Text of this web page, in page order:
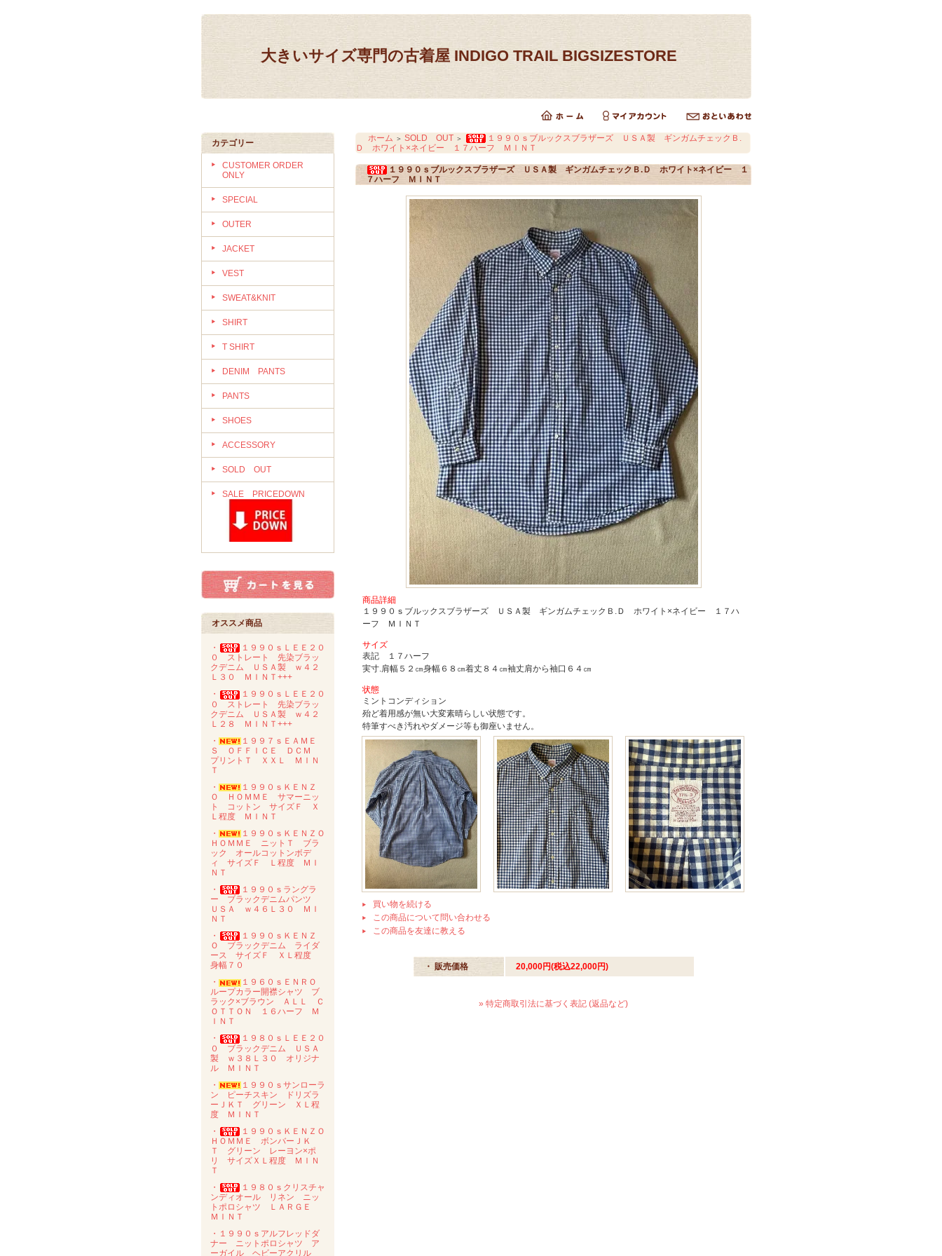
大きいサイズ専門の古着屋 INDIGO TRAIL BIGSIZESTORE
カテゴリー
CUSTOMER ORDER
ONLY
SPECIAL
OUTER
JACKET
VEST
SWEAT&KNIT
SHIRT
T SHIRT
DENIM PANTS
PANTS
SHOES
ACCESSORY
SOLD OUT
SALE PRICEDOWN
オススメ商品
・
１９９０ｓＬＥＥ２０
０ ストレート 先染ブラッ
クデニム ＵＳＡ製 ｗ４２
Ｌ３０ ＭＩＮＴ+++
・
１９９０ｓＬＥＥ２０
０ ストレート 先染ブラッ
クデニム ＵＳＡ製 ｗ４２
Ｌ２８ ＭＩＮＴ+++
・
１９９７ｓＥＡＭＥ
Ｓ ＯＦＦＩＣＥ ＤＣＭ
プリントＴ ＸＸＬ ＭＩＮ
Ｔ
・
１９９０ｓＫＥＮＺ
Ｏ ＨＯＭＭＥ サマーニッ
ト コットン サイズＦ Ｘ
Ｌ程度 ＭＩＮＴ
・
１９９０ｓＫＥＮＺＯ
ＨＯＭＭＥ ニットＴ ブラ
ック オールコットンボデ
ィ サイズＦ Ｌ程度 ＭＩ
ＮＴ
・
１９９０ｓラングラ
ー ブラックデニムパンツ
ＵＳＡ ｗ４６Ｌ３０ ＭＩ
ＮＴ
・
１９９０ｓＫＥＮＺ
Ｏ ブラックデニム ライダ
ース サイズＦ ＸＬ程度
身幅７０
・
１９６０ｓＥＮＲＯ
ループカラー開襟シャツ ブ
ラック×ブラウン ＡＬＬ Ｃ
ＯＴＴＯＮ １６ハーフ Ｍ
ＩＮＴ
・
１９８０ｓＬＥＥ２０
０ ブラックデニム ＵＳＡ
製 ｗ３８Ｌ３０ オリジナ
ル ＭＩＮＴ
・
１９９０ｓサンローラ
ン ピーチスキン ドリズラ
ーＪＫＴ グリーン ＸＬ程
度 ＭＩＮＴ
・
１９９０ｓＫＥＮＺＯ
ＨＯＭＭＥ ボンバーＪＫ
Ｔ グリーン レーヨン×ポ
リ サイズＸＬ程度 ＭＩＮ
Ｔ
・
１９８０ｓクリスチャ
ンディオール リネン ニッ
トポロシャツ ＬＡＲＧＥ
ＭＩＮＴ
・１９９０ｓアルフレッドダ
ナー ニットポロシャツ ア
ーガイル ヘビーアクリル
ホーム ＞ SOLD OUT ＞
１９９０ｓブルックスブラザーズ ＵＳＡ製 ギンガムチェックＢ.
Ｄ ホワイト×ネイビー １７ハーフ ＭＩＮＴ
１９９０ｓブルックスブラザーズ ＵＳＡ製 ギンガムチェックＢ.Ｄ ホワイト×ネイビー １
７ハーフ ＭＩＮＴ
商品詳細
１９９０ｓブルックスブラザーズ ＵＳＡ製 ギンガムチェックＢ.Ｄ ホワイト×ネイビー １７ハ
ーフ ＭＩＮＴ
サイズ
表記 １７ハーフ
実寸.肩幅５２㎝身幅６８㎝着丈８４㎝袖丈肩から袖口６４㎝
状態
ミントコンディション
殆ど着用感が無い大変素晴らしい状態です。
特筆すべき汚れやダメージ等も御座いません。
買い物を続ける
この商品について問い合わせる
この商品を友達に教える
・ 販売価格 20,000円(税込22,000円)
» 特定商取引法に基づく表記 (返品など)